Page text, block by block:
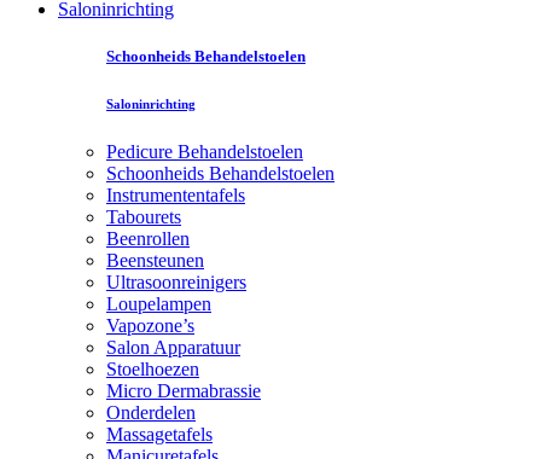
Saloninrichting
Schoonheids Behandelstoelen
Saloninrichting
Pedicure Behandelstoelen
Schoonheids Behandelstoelen
Instrumententafels
Tabourets
Beenrollen
Beensteunen
Ultrasoonreinigers
Loupelampen
Vapozone’s
Salon Apparatuur
Stoelhoezen
Micro Dermabrassie
Onderdelen
Massagetafels